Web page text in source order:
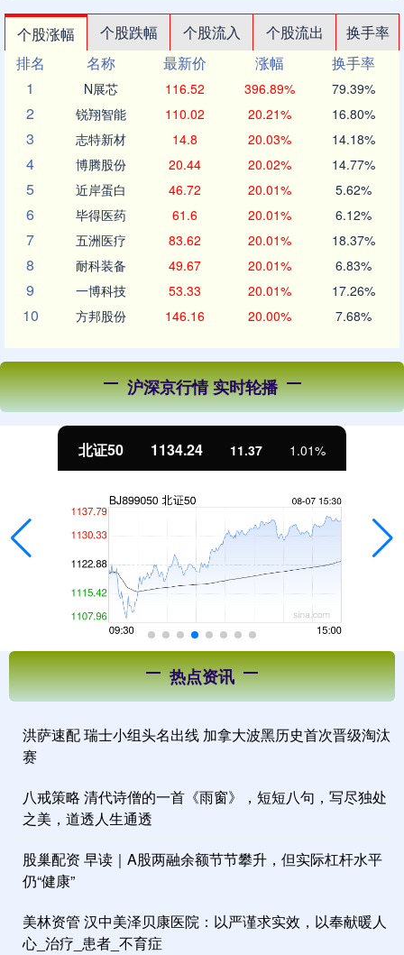
个股涨幅 个股跌幅 个股流入 个股流出
换手率
排名
名称 最新价 涨幅
换手率
1
N展芯 116.52 396.89% 79.39%
2 锐翔智能 110.02 20.21% 16.80%
3 志特新材 14.8 20.03% 14.18%
4 博腾股份 20.44 20.02% 14.77%
5 近岸蛋白 46.72 20.01% 5.62%
6 毕得医药 61.6 20.01% 6.12%
7 五洲医疗 83.62 20.01% 18.37%
8 耐科装备 49.67 20.01% 6.83%
9 一博科技 53.33 20.01% 17.26%
10 方邦股份 146.16 20.00% 7.68%
沪深京行情 实时轮播
北证50 1134.24 11.37 1.01%
热点资讯
洪萨速配 瑞士小组头名出线 加拿大波黑历史首次晋级淘汰
赛
八戒策略 清代诗僧的一首《雨窗》，短短八句，写尽独处
之美，道透人生通透
股巢配资 早读｜A股两融余额节节攀升，但实际杠杆水平
仍“健康”
美林资管 汉中美泽贝康医院：以严谨求实效，以奉献暖人
心_治疗_患者_不育症